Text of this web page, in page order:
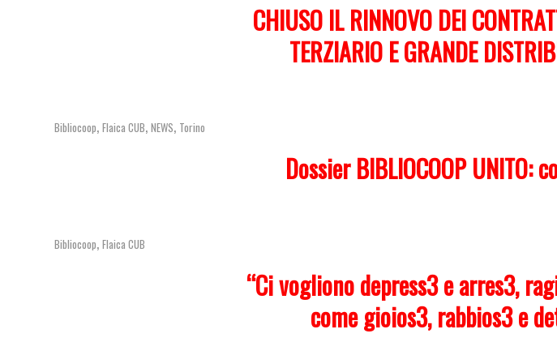
CHIUSO IL RINNOVO DEI
TERZIARIO E GRANDE
Bibliocoop, Flaica CUB, NEWS, Torino
Dossier BIBLIOCOOP UNITO:
Bibliocoop, Flaica CUB
“Ci vogliono depress3 e arres3,
come gioios3, rabbios3 e